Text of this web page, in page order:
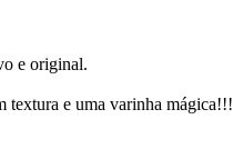
e original.
textura e uma varinha mágica!!!